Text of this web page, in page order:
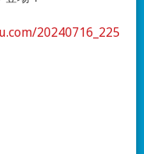
20240716_225